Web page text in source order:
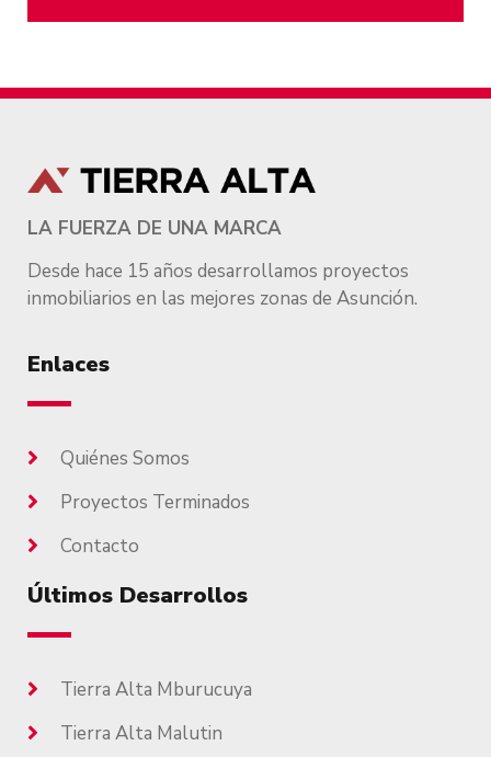
LA FUERZA DE UNA MARCA
Desde hace 15 años desarrollamos proyectos
inmobiliarios en las mejores zonas de Asunción.
Enlaces
Quiénes Somos
Proyectos Terminados
Contacto
Últimos Desarrollos
Tierra Alta Mburucuya
Tierra Alta Malutin